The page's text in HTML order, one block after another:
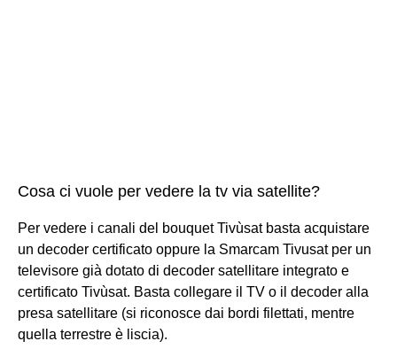
Cosa ci vuole per vedere la tv via satellite?
Per vedere i canali del bouquet Tivùsat basta acquistare
un decoder certificato oppure la Smarcam Tivusat per un
televisore già dotato di decoder satellitare integrato e
certificato Tivùsat. Basta collegare il TV o il decoder alla
presa satellitare (si riconosce dai bordi filettati, mentre
quella terrestre è liscia).